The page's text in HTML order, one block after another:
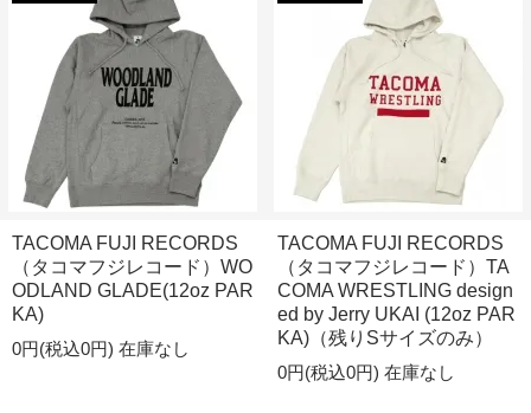
TACOMA FUJI RECORDS
（タコマフジレコード）WO
ODLAND GLADE(12oz PAR
KA)
0円(税込0円) 在庫なし
TACOMA FUJI RECORDS
（タコマフジレコード）TA
COMA WRESTLING design
ed by Jerry UKAI (12oz PAR
KA)（残りSサイズのみ）
0円(税込0円) 在庫なし